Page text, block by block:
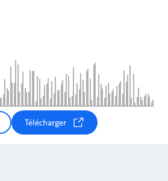
Télécharger